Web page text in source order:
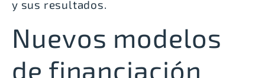
y sus resultados.
Nuevos modelos
de financiación